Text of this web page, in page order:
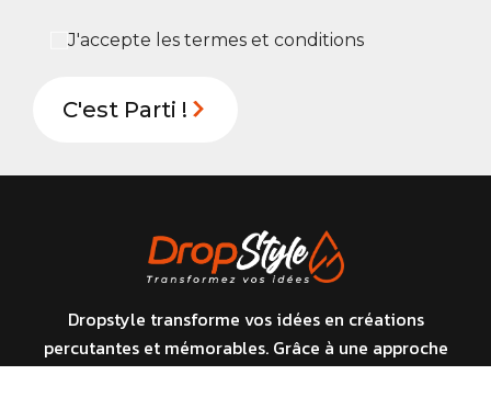
J'accepte les termes et conditions
Dropstyle transforme vos idées en créations
percutantes et mémorables. Grâce à une approche